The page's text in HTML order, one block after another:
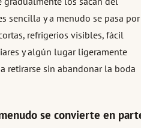
sencilla y a menudo se pasa por
refrigerios visibles, fácil
y algún lugar ligeramente
retirarse sin abandonar la boda
se convierte en